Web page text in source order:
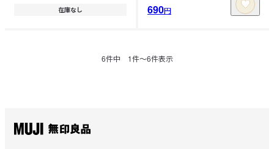
在庫なし 690円
6件中 1件〜6件表示